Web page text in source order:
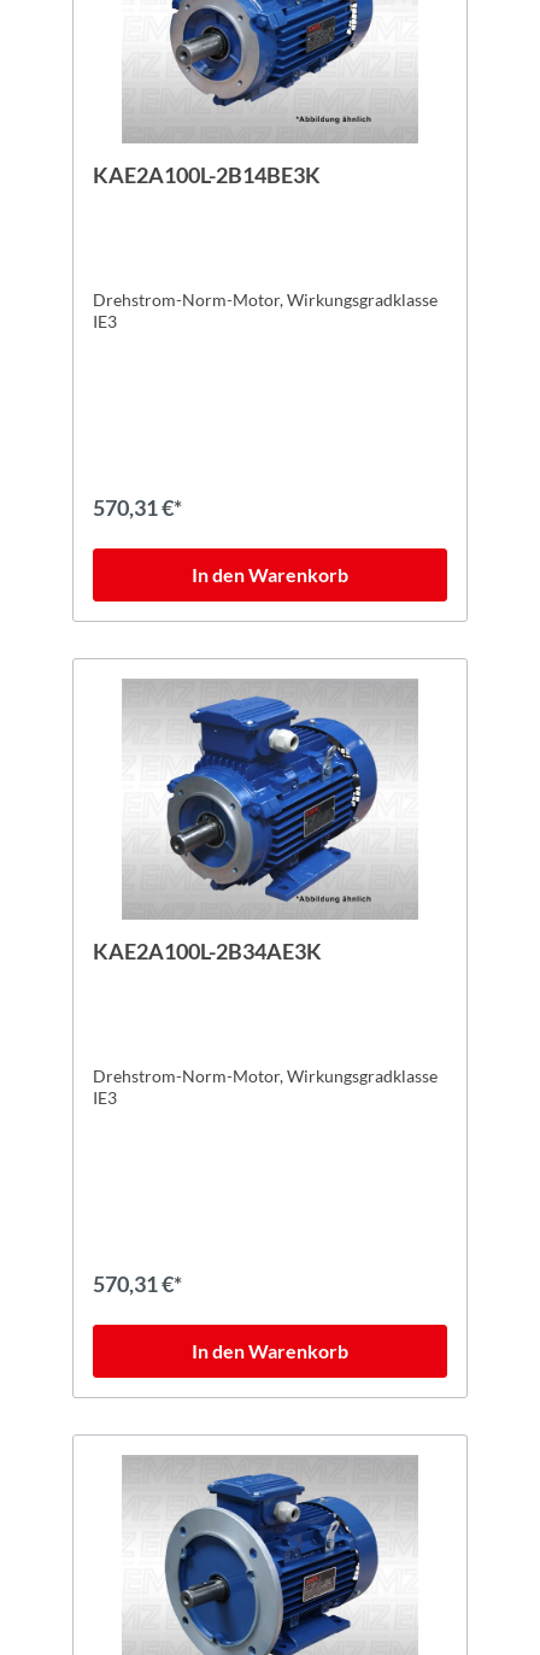
KAE2A100L-2B14BE3K
Drehstrom-Norm-Motor, Wirkungsgradklasse
IE3
570,31 €*
In den Warenkorb
KAE2A100L-2B34AE3K
Drehstrom-Norm-Motor, Wirkungsgradklasse
IE3
570,31 €*
In den Warenkorb